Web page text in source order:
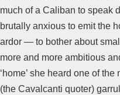
much of a Caliban to speak
brutally anxious to emit the
ardor — to bother about
more and more ambitious
‘home’ she heard one of
(the Cavalcanti quoter)